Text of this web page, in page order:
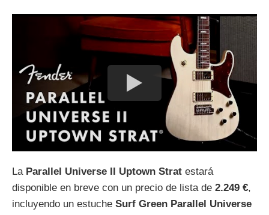
La Parallel Universe II Uptown Strat estará
disponible en breve con un precio de lista de 2.249 €,
incluyendo un estuche Surf Green Parallel Universe